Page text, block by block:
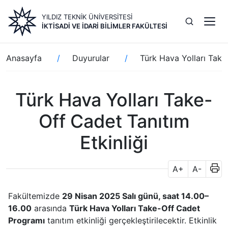
içeriğe
atla
YILDIZ TEKNİK ÜNİVERSİTESİ
İKTİSADİ VE İDARİ BİLİMLER FAKÜLTESİ
Sayfa
yolu
Anasayfa Duyurular Türk Hava Yolları
Türk Hava Yolları Take-
Off Cadet Tanıtım
Etkinliği
A+ A-
Fakültemizde 29 Nisan 2025 Salı günü, saat 14.00–
16.00 arasında Türk Hava Yolları Take-Off Cadet
Programı tanıtım etkinliği gerçekleştirilecektir. Etkinlik